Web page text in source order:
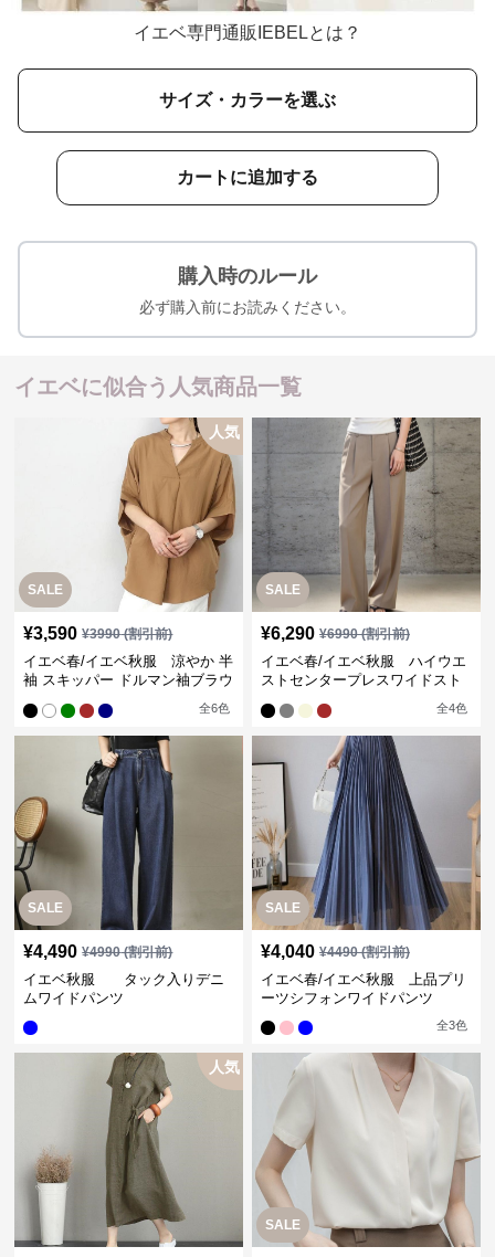
イエベ専門通販IEBELとは？
サイズ・カラーを選ぶ
カートに追加する
購入時のルール
必ず購入前にお読みください。
イエベに似合う人気商品一覧
SALE
人気
¥3,590 ¥3990(割引前)
イエベ春/イエベ秋服 涼やか 半
袖 スキッパー ドルマン袖ブラウ
全6色
SALE
¥6,290 ¥6990(割引前)
イエベ春/イエベ秋服 ハイウエ
ストセンタープレスワイドスト
全4色
SALE
¥4,490 ¥4990(割引前)
イエベ秋服 タック入りデニ
ムワイドパンツ
SALE
¥4,040 ¥4490(割引前)
イエベ春/イエベ秋服 上品プリ
ーツシフォンワイドパンツ
全3色
人気
SALE